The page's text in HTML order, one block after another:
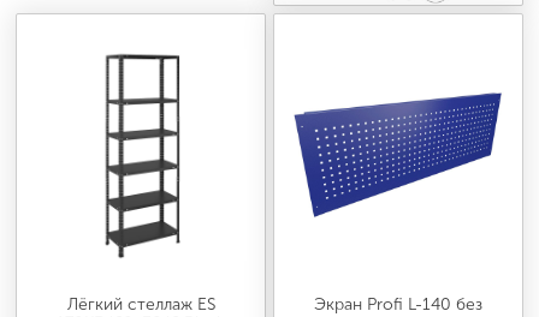
Лёгкий стеллаж ES
Экран Profi L-140 без